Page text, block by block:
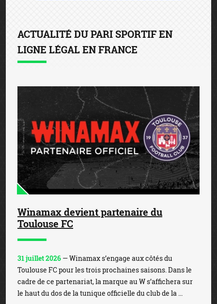
ACTUALITÉ DU PARI SPORTIF EN
LIGNE LÉGAL EN FRANCE
Winamax devient partenaire du
Toulouse FC
31 juillet 2026 — Winamax s’engage aux côtés du
Toulouse FC pour les trois prochaines saisons. Dans le
cadre de ce partenariat, la marque au W s’affichera sur
le haut du dos de la tunique officielle du club de la ...